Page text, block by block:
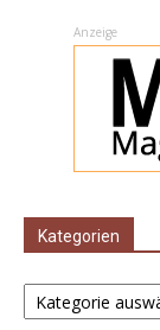
Anzeige
Kategorien
Kategorien